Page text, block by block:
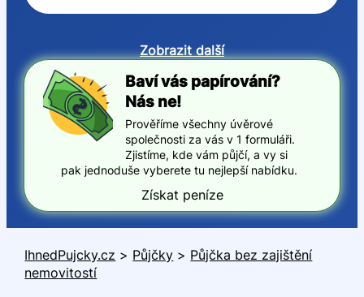
Zobrazit další
Baví vás papírování?
Nás ne!
Prověříme všechny úvěrové
společnosti za vás v 1 formuláři.
Zjistíme, kde vám půjčí, a vy si
pak jednoduše vyberete tu nejlepší nabídku.
Získat peníze
IhnedPujcky.cz > Půjčky > Půjčka bez zajištění
nemovitostí